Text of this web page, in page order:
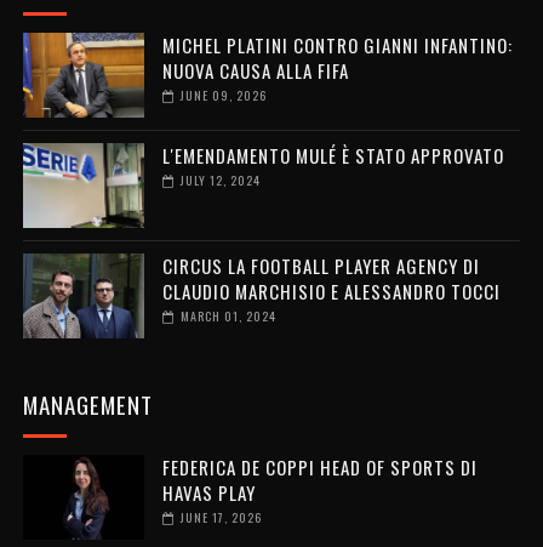
MICHEL PLATINI CONTRO GIANNI INFANTINO:
NUOVA CAUSA ALLA FIFA
JUNE 09, 2026
L'EMENDAMENTO MULÉ È STATO APPROVATO
JULY 12, 2024
CIRCUS LA FOOTBALL PLAYER AGENCY DI
CLAUDIO MARCHISIO E ALESSANDRO TOCCI
MARCH 01, 2024
MANAGEMENT
FEDERICA DE COPPI HEAD OF SPORTS DI
HAVAS PLAY
JUNE 17, 2026